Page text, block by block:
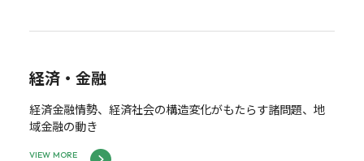
経済・金融
経済金融情勢、経済社会の構造変化がもたらす諸問題、地
域金融の動き
VIEW MORE